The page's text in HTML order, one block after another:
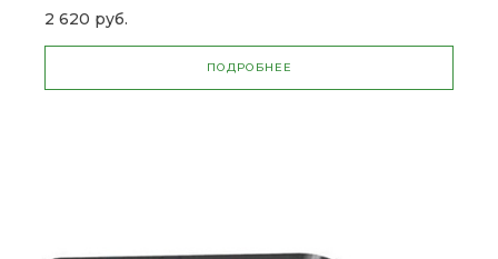
2 620 руб.
ПОДРОБНЕЕ